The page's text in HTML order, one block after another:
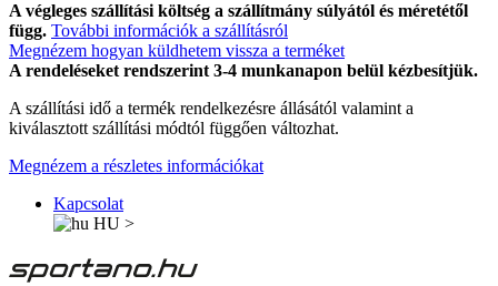
A végleges szállítási költség a szállítmány súlyától és méretétől
függ. További információk a szállításról
Megnézem hogyan küldhetem vissza a terméket
A rendeléseket rendszerint 3-4 munkanapon belül kézbesítjük.
A szállítási idő a termék rendelkezésre állásától valamint a
kiválasztott szállítási módtól függően változhat.
Megnézem a részletes információkat
Kapcsolat
HU >